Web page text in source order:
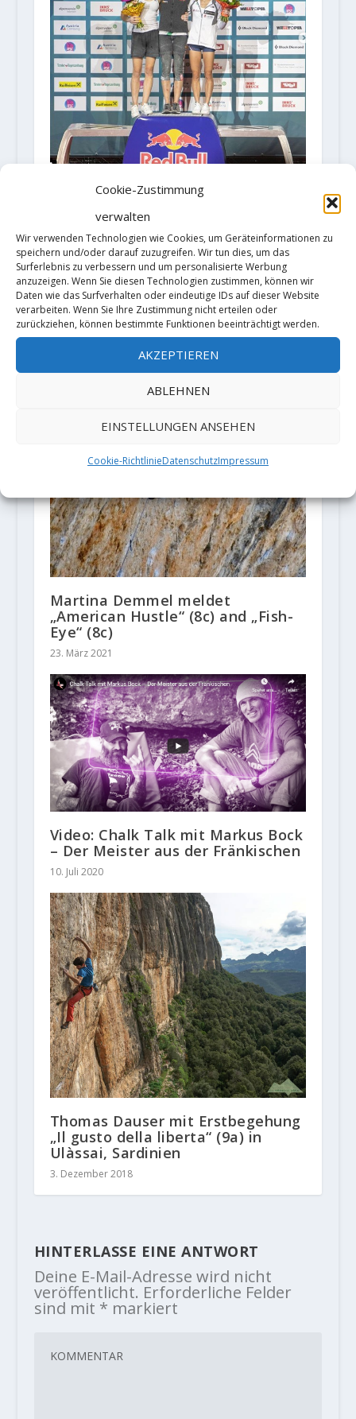
Cookie-Zustimmung
verwalten
Wir verwenden Technologien wie Cookies, um Geräteinformationen zu
speichern und/oder darauf zuzugreifen. Wir tun dies, um das
Surferlebnis zu verbessern und um personalisierte Werbung
anzuzeigen. Wenn Sie diesen Technologien zustimmen, können wir
Daten wie das Surfverhalten oder eindeutige IDs auf dieser Website
verarbeiten. Wenn Sie Ihre Zustimmung nicht erteilen oder
zurückziehen, können bestimmte Funktionen beeinträchtigt werden.
AKZEPTIEREN
ABLEHNEN
EINSTELLUNGEN ANSEHEN
Cookie-RichtlinieDatenschutzImpressum
Österreichischer Zweifachsieg im
10. September 2018
Martina Demmel meldet
„American Hustle“ (8c) and „Fish-
Eye“ (8c)
23. März 2021
Video: Chalk Talk mit Markus Bock
– Der Meister aus der Fränkischen
10. Juli 2020
Thomas Dauser mit Erstbegehung
„Il gusto della liberta“ (9a) in
Ulàssai, Sardinien
3. Dezember 2018
HINTERLASSE EINE ANTWORT
Deine E-Mail-Adresse wird nicht
veröffentlicht. Erforderliche Felder
sind mit * markiert